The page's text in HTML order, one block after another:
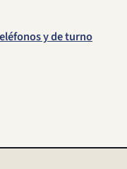
y de turno